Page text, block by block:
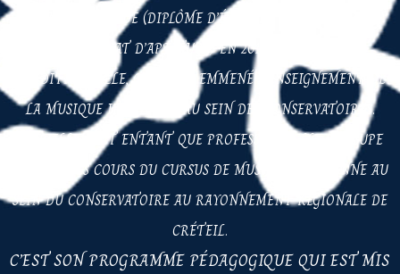
CONCOURS DE DE (DIPLÔME D’ÉTAT) EN 2004 ET DE CA
(CERTIFICAT D’APTITUDE) EN 2011 EN MUSIQUE
TRADITIONNELLE, QU’ELLE A EMMENÉ L’ENSEIGNEMENT DE
LA MUSIQUE IRANIENNE AU SEIN DES CONSERVATOIRES.
ACTUELLEMENT ENTANT QUE PROFESSEUR, ELLE S’OCCUPE
DE TOUS LES COURS DU CURSUS DE MUSIQUE IRANIENNE AU
SEIN DU CONSERVATOIRE AU RAYONNEMENT RÉGIONALE DE
CRÉTEIL.
C’EST SON PROGRAMME PÉDAGOGIQUE QUI EST MIS